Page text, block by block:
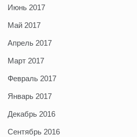
Июнь 2017
Май 2017
Апрель 2017
Март 2017
Февраль 2017
Январь 2017
Декабрь 2016
Сентябрь 2016